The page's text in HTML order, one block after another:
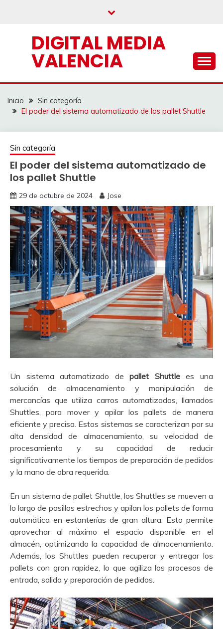
DIGITAL MEDIA
VALENCIA
Inicio
Sin categoría
El poder del sistema automatizado de los pallet Shuttle
Sin categoría
El poder del sistema automatizado de
los pallet Shuttle
29 de octubre de 2024 Jose
Un sistema automatizado depallet Shuttlees una
solución de almacenamiento y manipulación de
mercancías que utiliza carros automatizados, llamados
Shuttles, para mover y apilar los pallets de manera
eficiente y precisa. Estos sistemas se caracterizan por su
alta densidad de almacenamiento, su velocidad de
procesamiento y su capacidad de reducir
significativamente los tiempos de preparación de pedidos
y la mano de obra requerida.
En un sistema de pallet Shuttle, los Shuttles se mueven a
lo largo de pasillos estrechos y apilan los pallets de forma
automática en estanterías de gran altura. Esto permite
aprovechar al máximo el espacio disponible en el
almacén, optimizando la capacidad de almacenamiento.
Además, los Shuttles pueden recuperar y entregar los
pallets con gran rapidez, lo que agiliza los procesos de
entrada, salida y preparación de pedidos.